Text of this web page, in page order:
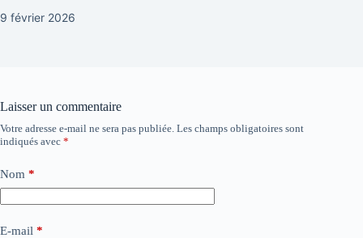
9 février 2026
Laisser un commentaire
Votre adresse e-mail ne sera pas publiée. Les champs obligatoires sont
indiqués avec *
Nom *
E-mail *